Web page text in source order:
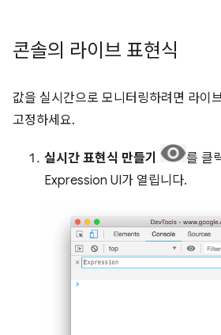
콘솔의 라이브 표현식
값을 실시간으로 모니터링하려면 라이
고정하세요.
실시간 표현식 만들기
를 클
Expression UI가 열립니다.